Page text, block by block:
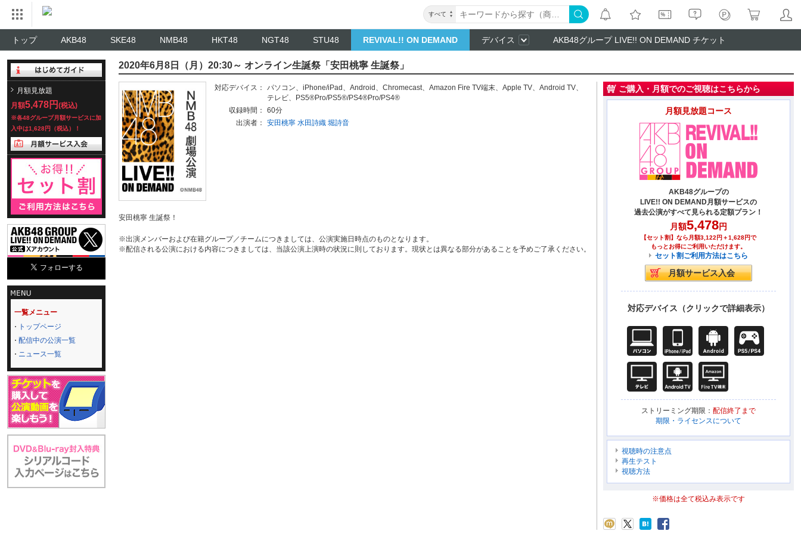
すべて
トップ AKB48 SKE48 NMB48 HKT48 NGT48 STU48 REVIVAL!! ON DEMAND デバイス AKB48グループ LIVE!! ON DEMAND チケット
月額見放題
月額5,478円 (税込)
※各48グループ月額サービスに加
入中は1,628円（税込）！
一覧メニュー
トップページ
配信中の公演一覧
ニュース一覧
2020年6月8日（月）20:30～ オンライン生誕祭「安田桃寧 生誕祭」
対応デバイス： パソコン、 iPhone/iPad 、 Android 、 Chromecast、 Amazon Fire TV端末、 Apple TV、 Android TV、
テレビ、
PS5®Pro/PS5®/PS4®Pro/PS4®
収録時間：
60分
出演者：
安田桃寧 水田詩織 堀詩音
安田桃寧 生誕祭！
※出演メンバーおよび在籍グループ／チームにつきましては、公演実施日時点のものとなります。
※配信される公演における内容につきましては、当該公演上演時の状況に則しております。現状とは異なる部分があることを予めご了承ください。
ご購入・月額でのご視聴はこちらから
月額見放題コース
AKB48グループの
LIVE!! ON DEMAND月額サービスの
過去公演がすべて見られる定額プラン！
月額5,478円
【セット割】なら月額3,122円＋1,628円で
もっとお得にご利用いただけます。
セット割ご利用方法はこちら
対応デバイス（クリックで詳細表示）
ストリーミング期限： 配信終了まで
期限・ライセンスについて
視聴時の注意点
再生テスト
視聴方法
※価格は全て税込み表示です